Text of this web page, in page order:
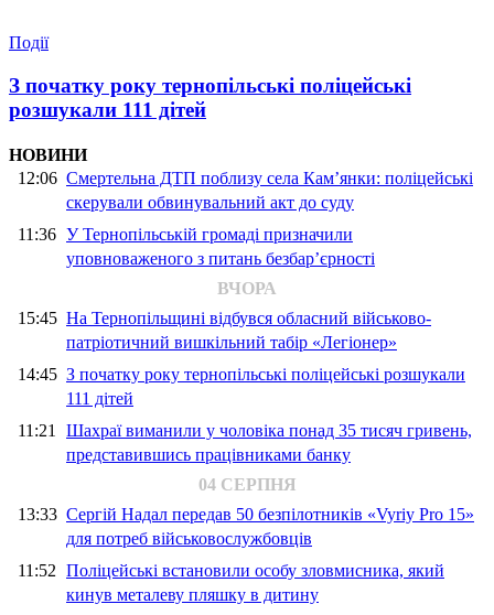
Події
З початку року тернопільські поліцейські
розшукали 111 дітей
НОВИНИ
12:06 Смертельна ДТП поблизу села Кам’янки: поліцейські
скерували обвинувальний акт до суду
11:36 У Тернопільській громаді призначили
уповноваженого з питань безбар’єрності
ВЧОРА
15:45 На Тернопільщині відбувся обласний військово-
патріотичний вишкільний табір «Легіонер»
14:45 З початку року тернопільські поліцейські розшукали
111 дітей
11:21 Шахраї виманили у чоловіка понад 35 тисяч гривень,
представившись працівниками банку
04 СЕРПНЯ
13:33 Сергій Надал передав 50 безпілотників «Vyriy Pro 15»
для потреб військовослужбовців
11:52 Поліцейські встановили особу зловмисника, який
кинув металеву пляшку в дитину